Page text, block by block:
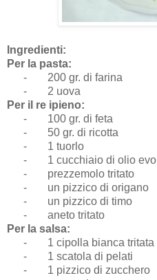
Ingredienti:
Per la pasta:
-
200 gr. di farina
-
2 uova
Per il re ipieno:
-
100 gr. di feta
-
50 gr. di ricotta
-
1 tuorlo
-
1 cucchiaio di olio evo
-
prezzemolo tritato
-
un pizzico di origano
-
un pizzico di timo
-
aneto tritato
Per la salsa:
-
1 cipolla bianca tritata
-
1 scatola di pelati
-
1 pizzico di zucchero